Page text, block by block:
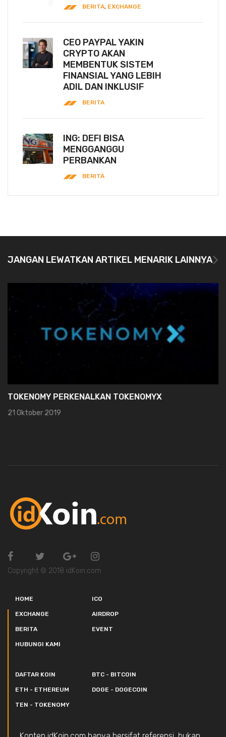
BERITA, EXCHANGE
CEO PAYPAL YAKIN
CRYPTO AKAN
MEMBENTUK SISTEM
FINANSIAL YANG LEBIH
ADIL DAN INKLUSIF
BERITA
ING: DEFI BISA
MENGGANGGU
PERBANKAN
BERITA
JANGAN LEWATKAN ARTIKEL MENARIK LAINNYA
TOKENOMY PERKENALKAN TOKENOMYX
21 Oktober 2019
Copyright © 2018 idKoin.com
HOME ICO
EXCHANGE AIRDROP
BERITA EVENT
HUBUNGI KAMI
DAFTAR KOIN BTC - BITCOIN
ETH - ETHEREUM DOGE - DOGECOIN
TEN - TOKENOMY